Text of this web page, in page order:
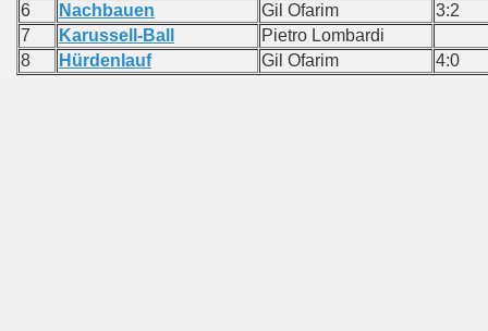
6
Nachbauen Gil Ofarim
3:2
7
Karussell-Ball
Pietro Lombardi
8
Hürdenlauf Gil Ofarim 4:0